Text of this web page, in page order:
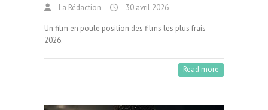
La Rédaction 30 avril 2026
Un film en poule position des films les plus frais
2026.
Read more